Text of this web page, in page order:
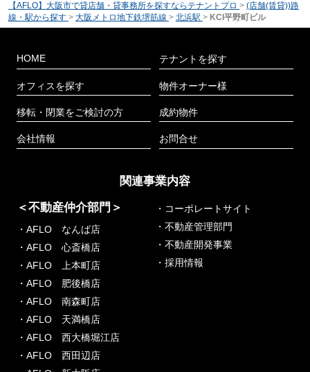
【AFLO】大阪市で貸店舗・貸事務所を探すならテナントプロ > (店舗(賃貸))路
線・駅から探す > 大阪メトロ地下鉄堺筋線 > 北浜駅 > KCI平野町ビル
HOME
オフィスを探す
移転・閉業をご検討の方
会社情報
テナントを探す
物件オーナー様
成約物件
お問合せ
関連事業内容
＜不動産仲介部門＞
・AFLO なんば店
・AFLO 心斎橋店
・AFLO 上本町店
・AFLO 肥後橋店
・AFLO 南森町店
・AFLO 天満橋店
・AFLO 西大橋堀江店
・AFLO 西田辺店
・コーポレートサイト
・不動産管理部門
・不動産開発事業
・採用情報